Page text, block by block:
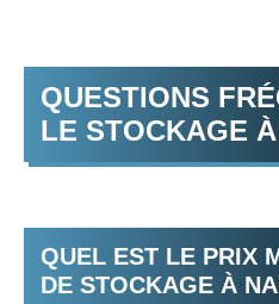
QUESTIONS
LE STOCKAGE
QUEL EST LE PRIX
DE STOCKAGE À